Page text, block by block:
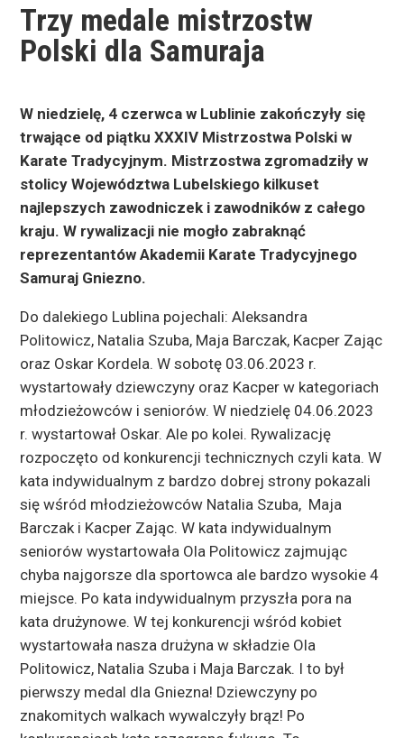
Trzy medale mistrzostw
Polski dla Samuraja
W niedzielę, 4 czerwca w Lublinie zakończyły się
trwające od piątku XXXIV Mistrzostwa Polski w
Karate Tradycyjnym. Mistrzostwa zgromadziły w
stolicy Województwa Lubelskiego kilkuset
najlepszych zawodniczek i zawodników z całego
kraju. W rywalizacji nie mogło zabraknąć
reprezentantów Akademii Karate Tradycyjnego
Samuraj Gniezno.
Do dalekiego Lublina pojechali: Aleksandra
Politowicz, Natalia Szuba, Maja Barczak, Kacper Zając
oraz Oskar Kordela. W sobotę 03.06.2023 r.
wystartowały dziewczyny oraz Kacper w kategoriach
młodzieżowców i seniorów. W niedzielę 04.06.2023
r. wystartował Oskar. Ale po kolei. Rywalizację
rozpoczęto od konkurencji technicznych czyli kata. W
kata indywidualnym z bardzo dobrej strony pokazali
się wśród młodzieżowców Natalia Szuba, Maja
Barczak i Kacper Zając. W kata indywidualnym
seniorów wystartowała Ola Politowicz zajmując
chyba najgorsze dla sportowca ale bardzo wysokie 4
miejsce. Po kata indywidualnym przyszła pora na
kata drużynowe. W tej konkurencji wśród kobiet
wystartowała nasza drużyna w składzie Ola
Politowicz, Natalia Szuba i Maja Barczak. I to był
pierwszy medal dla Gniezna! Dziewczyny po
znakomitych walkach wywalczyły brąz! Po